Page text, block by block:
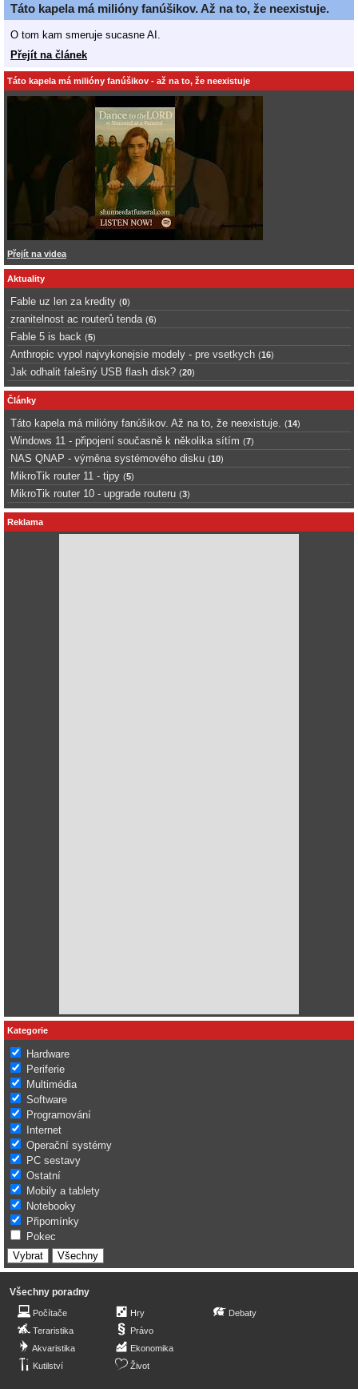
Táto kapela má milióny fanúšikov. Až na to, že neexistuje.
O tom kam smeruje sucasne AI.
Přejít na článek
Táto kapela má milióny fanúšikov - až na to, že neexistuje
Přejít na videa
Aktuality
Fable uz len za kredity (0)
zranitelnost ac routerů tenda (6)
Fable 5 is back (5)
Anthropic vypol najvykonejsie modely - pre vsetkych (16)
Jak odhalit falešný USB flash disk? (20)
Články
Táto kapela má milióny fanúšikov. Až na to, že neexistuje. (14)
Windows 11 - připojení současně k několika sítím (7)
NAS QNAP - výměna systémového disku (10)
MikroTik router 11 - tipy (5)
MikroTik router 10 - upgrade routeru (3)
Reklama
Kategorie
Hardware
Periferie
Multimédia
Software
Programování
Internet
Operační systémy
PC sestavy
Ostatní
Mobily a tablety
Notebooky
Připomínky
Pokec
Všechny poradny
Počítače
Teraristika
Akvaristika
Kutilství
Hry
Právo
Ekonomika
Život
Debaty